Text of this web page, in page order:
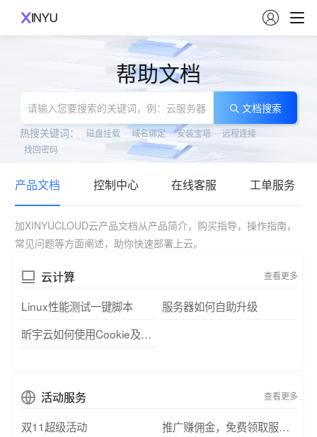

帮助文档
文档搜索
热搜关键词：
磁盘挂载 域名绑定 安装宝塔
远程连接
找回密码
产品文档 控制中心 在线客服 工单服务
加XINYUCLOUD云产品文档从产品简介，购买指导，操作指南，
常见问题等方面阐述，助你快速部署上云。
云计算 查看更多
Linux性能测试一键脚本
服务器如何自助升级
昕宇云如何使用Cookie及类似技术
活动服务 查看更多
双11超级活动 推广赚佣金，免费领取服务器